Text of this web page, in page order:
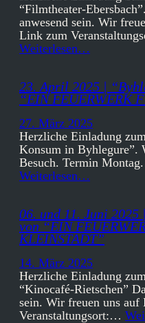
“Filmtheater-
anwesend sein. Wir
Link zum
Weiterlesen…
23. April 2025 |
“EIN FEUERWERK
27. März 2025
Herzliche Einladung
Konsum in Byhlegure”.
Besuch. Termin
Weiterlesen…
06. und 11. Juni 2025
von “EIN
KLEINSTADT”
14. März 2025
Herzliche Einladung
“Kinocafé-Rietschen”
sein. Wir freuen uns auf
Veranstaltungsort:…